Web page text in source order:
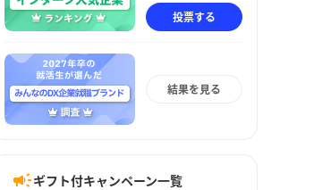
投票する
結果を見る
ギフト付キャンペーン一覧